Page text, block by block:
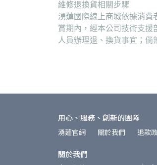
維修退換貨相關步驟
湧蓮國際線上商城依據消費
賞期內，經本公司技術支
人員辦理退、換貨事宜；
用心、服務、創新的團隊
湧蓮官網 關於我們 退款
關於我們